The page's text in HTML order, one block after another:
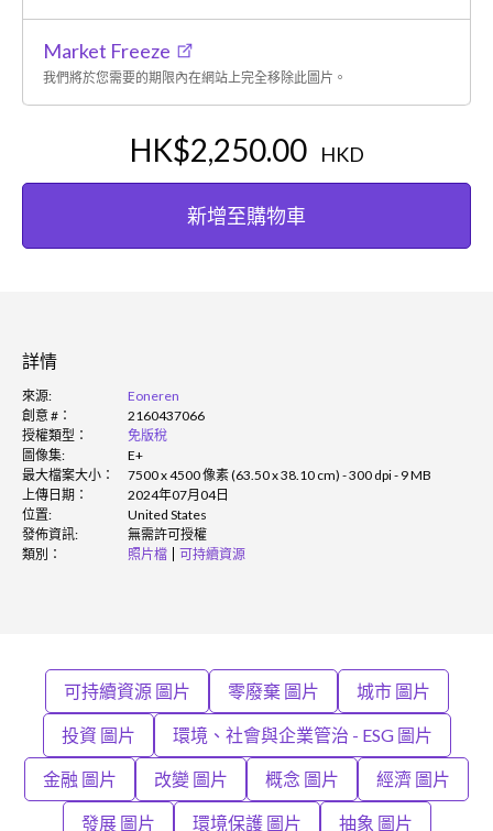
Market Freeze
我們將於您需要的期限內在網站上完全移除此圖片。
HK$2,250.00 HKD
新增至購物車
詳情
來源:
Eoneren
創意 #：
2160437066
授權類型：
免版稅
圖像集:
E+
最大檔案大小：
7500 x 4500 像素 (63.50 x 38.10 cm) - 300 dpi - 9 MB
上傳日期：
2024年07月04日
位置:
United States
發佈資訊:
無需許可授權
類別：
照片檔 可持續資源
可持續資源 圖片 零廢棄 圖片 城市 圖片
投資 圖片 環境、社會與企業管治 - ESG 圖片
金融 圖片 改變 圖片 概念 圖片 經濟 圖片
發展 圖片 環境保護 圖片 抽象 圖片